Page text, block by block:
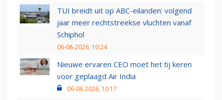
TUI breidt uit op ABC-eilanden: volgend
jaar meer rechtstreekse vluchten vanaf
Schiphol
06-08-2026, 10:24
Nieuwe ervaren CEO moet het tij keren
voor geplaagd Air India
06-08-2026, 10:17